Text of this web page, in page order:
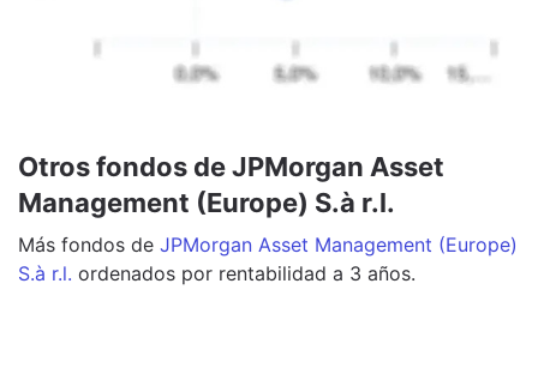
Otros fondos de JPMorgan Asset
Management (Europe) S.à r.l.
Más fondos de JPMorgan Asset Management (Europe)
S.à r.l. ordenados por rentabilidad a 3 años.